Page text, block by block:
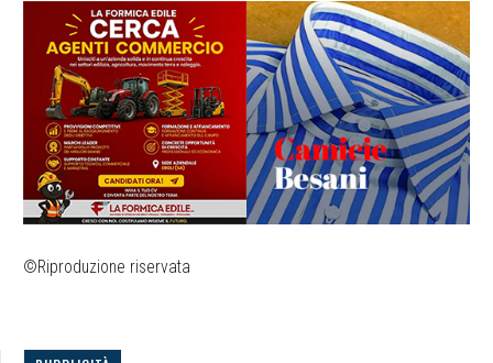
©Riproduzione riservata